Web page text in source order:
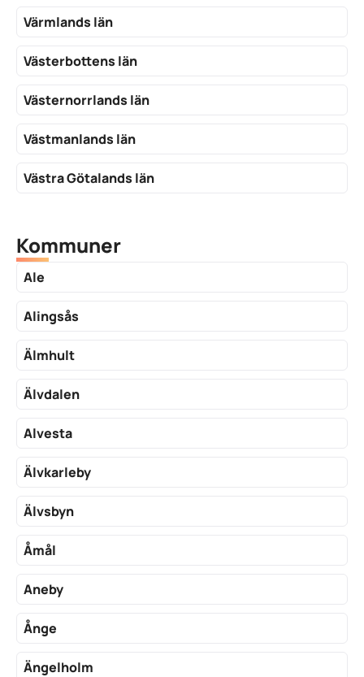
Värmlands län
Västerbottens län
Västernorrlands län
Västmanlands län
Västra Götalands län
Kommuner
Ale
Alingsås
Älmhult
Älvdalen
Alvesta
Älvkarleby
Älvsbyn
Åmål
Aneby
Ånge
Ängelholm